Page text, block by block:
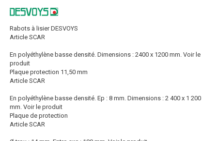
Rabots à lisier DESVOYS
Article SCAR
En polyéthylène basse densité. Dimensions : 2400 x 1200 mm. Voir le
produit
Plaque protection 11,50 mm
Article SCAR
En polyéthylène basse densité. Ep : 8 mm. Dimensions : 2 400 x 1 200
mm. Voir le produit
Plaque de protection
Article SCAR